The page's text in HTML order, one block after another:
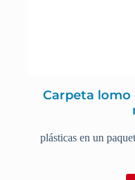
Carpeta lomo
plásticas en un